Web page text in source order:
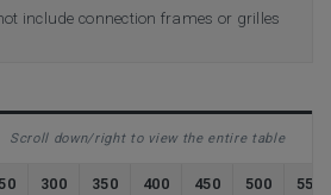
include connection frames or grilles
Scroll down/right to view the entire table
300 350 400 450 500 550